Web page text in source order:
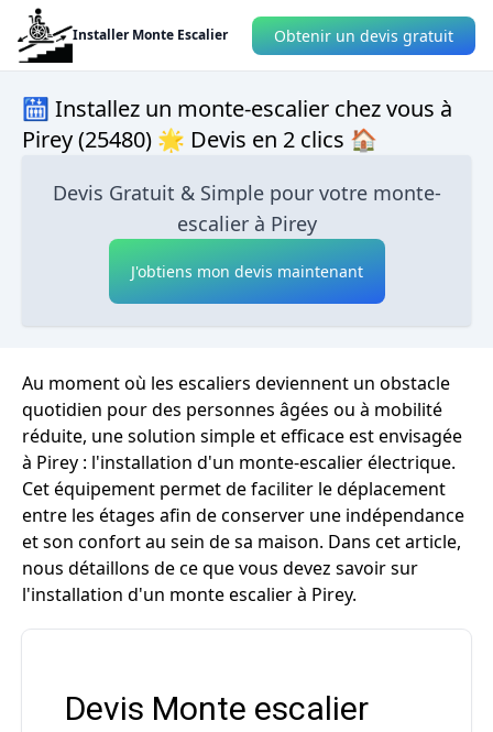
Installer Monte Escalier Obtenir un devis gratuit
🛗 Installez un monte-escalier chez vous à
Pirey (25480) 🌟 Devis en 2 clics 🏠
Devis Gratuit & Simple pour votre monte-
escalier à Pirey
J'obtiens mon devis maintenant
Au moment où les escaliers deviennent un obstacle
quotidien pour des personnes âgées ou à mobilité
réduite, une solution simple et efficace est envisagée
à Pirey : l'installation d'un monte-escalier électrique.
Cet équipement permet de faciliter le déplacement
entre les étages afin de conserver une indépendance
et son confort au sein de sa maison. Dans cet article,
nous détaillons de ce que vous devez savoir sur
l'installation d'un monte escalier à Pirey.
Devis Monte escalier